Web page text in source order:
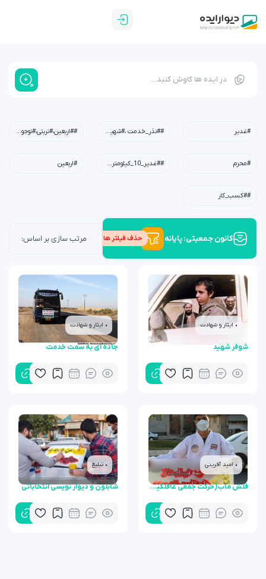
#غدیر ##نذر_خدمت ،#شهیدابراهیم_رئیسی،#شهید_خدمت،#معلم،#دبستان،#چله_خدمت ##اربعین،#تربتی،#نوجوان،#امید،#کربلا،#خانواده،#فرهنگی
#محرم ##غدیر_10_کیلومتری،#عید_غدیر،#کودکان،#نوجوانان،#جوانان،#محله،#خانوادگی،#مسجد،#امام_علی(ع) #اربعین
##کسب_کار
کانون جمعیتی: پایانه یا ایستگاه حذف فیلتر ها
• ایثار و شهادت
شوفر شهید
• ایثار و شهادت
جاده ای به سمت خدمت
• امید آفرینی
فلش ماب(حرکت جمعی غافلگیرانه در محیط عمومی)
• تبلیغ
شابلون و دیوار نویسی انتخاباتی